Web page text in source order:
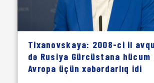
Tixanovskaya: 2008-ci il
də Rusiya Gürcüstana
Avropa üçün xəbərdarlıq idi